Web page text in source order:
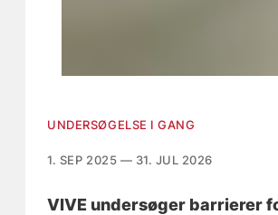
UNDERSØGELSE I GANG
1. SEP 2025 — 31. JUL 2026
VIVE undersøger barrierer